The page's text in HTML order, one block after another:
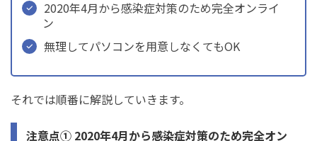
2020年4月から感染症対策のため完全オンライ
ン
無理してパソコンを用意しなくてもOK
それでは順番に解説していきます。
注意点① 2020年4月から感染症対策のため完全オン